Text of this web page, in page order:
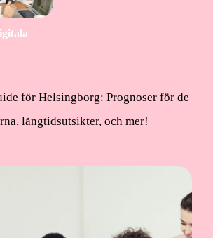
för Helsingborg: Prognoser för de
långtidsutsikter, och mer!